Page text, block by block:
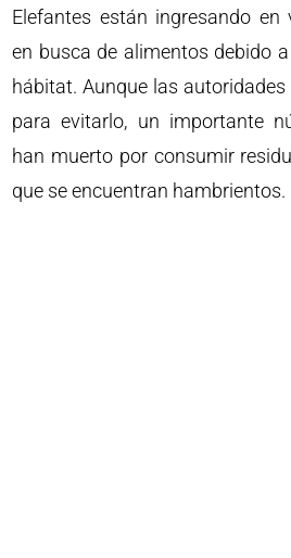
Elefantes están ingresando en
en busca de alimentos debido
hábitat. Aunque las
para evitarlo, un importante
han muerto por consumir
que se encuentran hambrientos.